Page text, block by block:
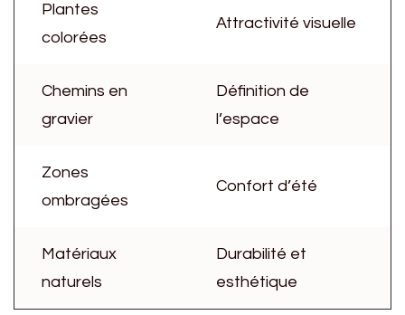
Plantes
colorées
Attractivité visuelle
Chemins en
gravier
Définition de
l’espace
Zones
ombragées
Confort d’été
Matériaux
naturels
Durabilité et
esthétique